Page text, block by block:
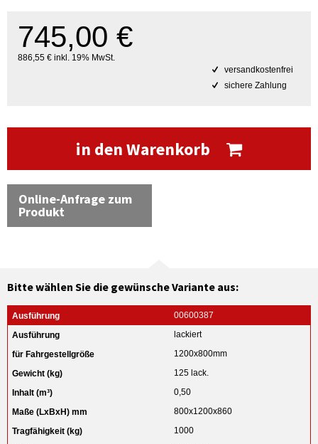
745,00 €
886,55 € inkl. 19% MwSt.
versandkostenfrei
sichere Zahlung
in den Warenkorb
Online-Anfrage zum
Produkt
Bitte wählen Sie die gewünsche Variante aus:
00600387
lackiert
1200x800mm
125 lack.
0,50
800x1200x860
1000